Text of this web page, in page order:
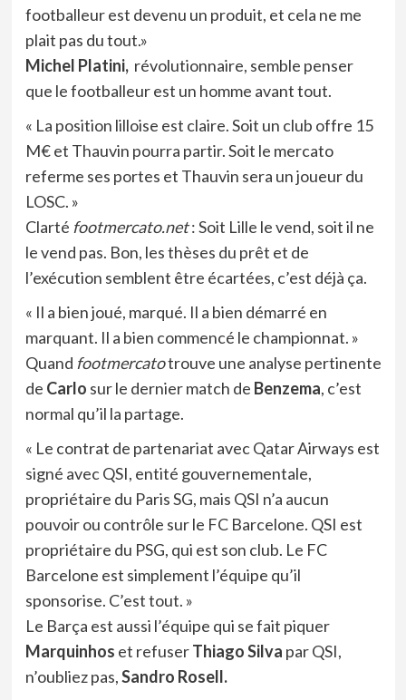
footballeur est devenu un produit, et cela ne me
plait pas du tout.»
Michel Platini, révolutionnaire, semble penser
que le footballeur est un homme avant tout.
« La position lilloise est claire. Soit un club offre 15
M€ et Thauvin pourra partir. Soit le mercato
referme ses portes et Thauvin sera un joueur du
LOSC. »
Clarté footmercato.net: Soit Lille le vend, soit il ne
le vend pas. Bon, les thèses du prêt et de
l’exécution semblent être écartées, c’est déjà ça.
« Il a bien joué, marqué. Il a bien démarré en
marquant. Il a bien commencé le championnat. »
Quand footmercatotrouve une analyse pertinente
de Carlo sur le dernier match de Benzema, c’est
normal qu’il la partage.
« Le contrat de partenariat avec Qatar Airways est
signé avec QSI, entité gouvernementale,
propriétaire du Paris SG, mais QSI n’a aucun
pouvoir ou contrôle sur le FC Barcelone. QSI est
propriétaire du PSG, qui est son club. Le FC
Barcelone est simplement l’équipe qu’il
sponsorise. C’est tout. »
Le Barça est aussi l’équipe qui se fait piquer
Marquinhos et refuserThiago Silva par QSI,
n’oubliez pas,Sandro Rosell.